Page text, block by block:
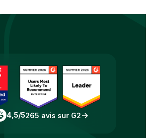
4,5/5265 avis sur G2